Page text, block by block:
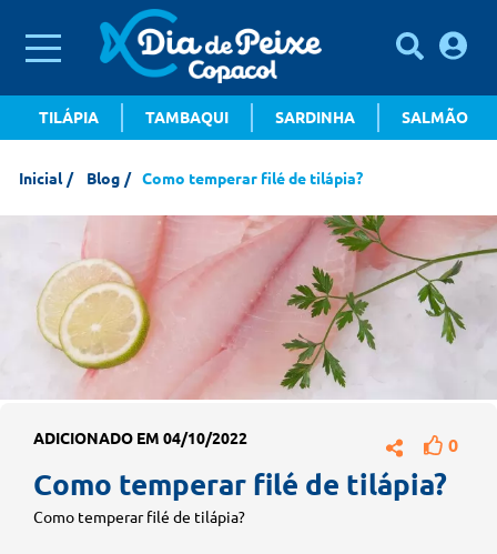
TILÁPIA TAMBAQUI SARDINHA SALMÃO
Inicial Blog Como temperar filé de tilápia?
ADICIONADO EM 04/10/2022 0
Como temperar filé de tilápia?
Como temperar filé de tilápia?